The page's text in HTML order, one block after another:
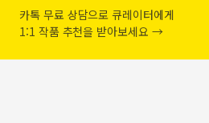
카톡 무료 상담으로 큐레이터에게
1:1 작품 추천을 받아보세요 →